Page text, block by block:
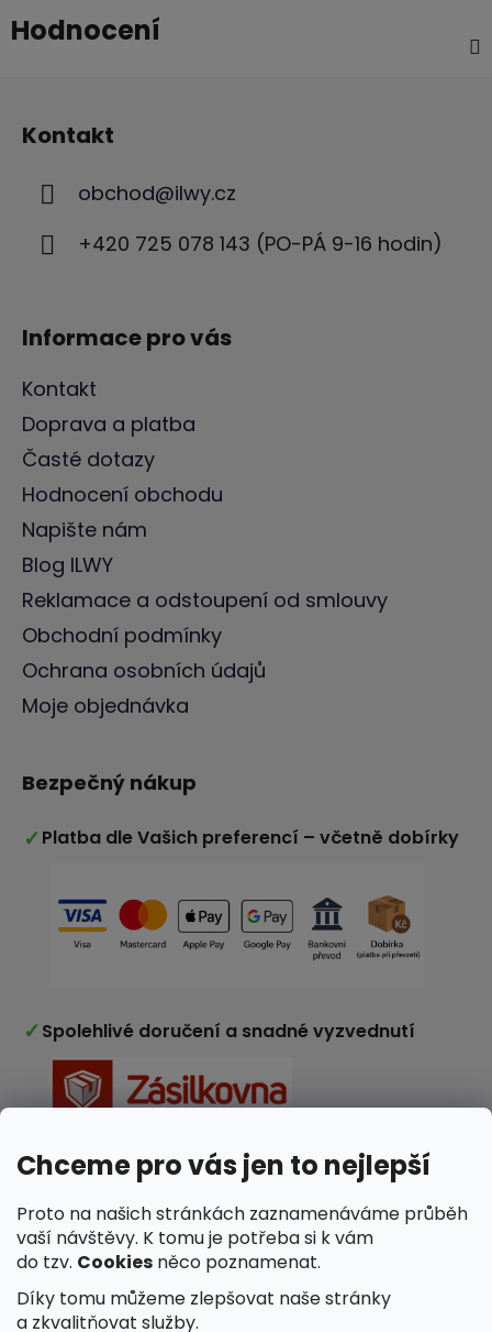
Chceme pro vás jen to nejlepší
Proto na našich stránkách zaznamenáváme průběh
vaší návštěvy. K tomu je potřeba si k vám
do tzv. Cookies něco poznamenat.
Díky tomu můžeme zlepšovat naše stránky
a zkvalitňovat služby.
Hodnocení
Kontakt
obchod@ilwy.cz
+420 725 078 143 (PO-PÁ 9-16 hodin)
Informace pro vás
Kontakt
Doprava a platba
Časté dotazy
Hodnocení obchodu
Napište nám
Blog ILWY
Reklamace a odstoupení od smlouvy
Obchodní podmínky
Ochrana osobních údajů
Moje objednávka
Bezpečný nákup
✓ Platba dle Vašich preferencí – včetně dobírky
✓ Spolehlivé doručení a snadné vyzvednutí
✓Nakupujete v e-shopu ověřeném zákazníky